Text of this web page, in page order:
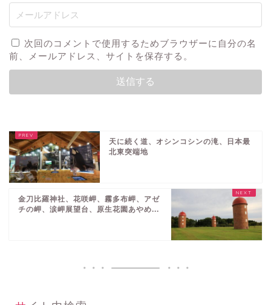
次回のコメントで使用するためブラウザーに自分の名
前、メールアドレス、サイトを保存する。
天に続く道、オシンコシンの滝、日本最
北東突端地
金刀比羅神社、花咲岬、霧多布岬、アゼ
チの岬、涙岬展望台、原生花園あやめ...